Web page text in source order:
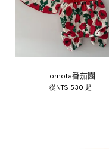
Tomota番茄園
從 NT$ 530 起